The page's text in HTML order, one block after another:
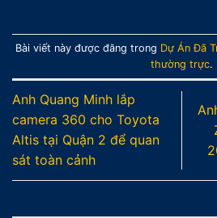
Bài viết này được đăng trong Dự Án Đã
thường trực.
Anh Quang Minh lắp
camera 360 cho Toyota
Altis tại Quận 2 để quan
sát toàn cảnh